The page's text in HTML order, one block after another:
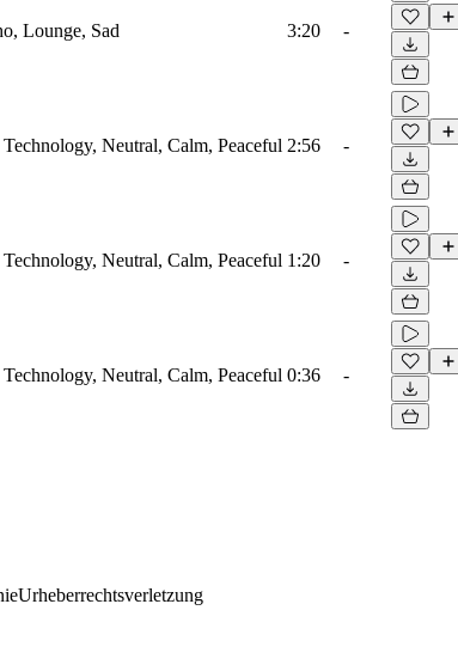
Lounge, Sad 3:20 -
Neutral, Calm, Peaceful 2:56 -
Neutral, Calm, Peaceful 1:20 -
Neutral, Calm, Peaceful 0:36 -
Urheberrechtsverletzung